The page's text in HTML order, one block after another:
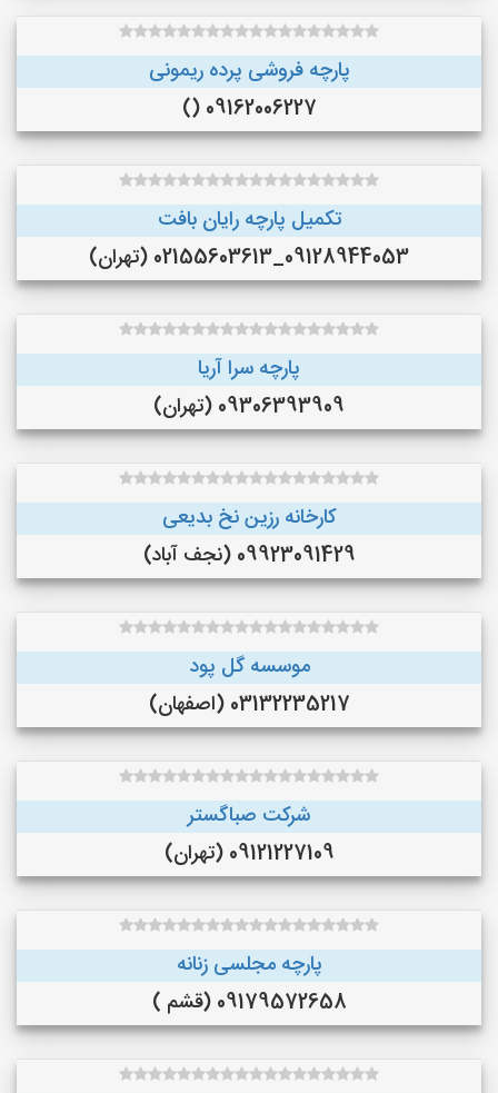
پارچه فروشی پرده ریمونی
09162006227 ()
تکمیل پارچه رایان بافت
09128944053_02155603613 (تهران)
پارچه سرا آریا
09306393909 (تهران)
کارخانه رزین نخ بدیعی
09923091429 (نجف‌ آباد)
موسسه گل پود
03132235217 (اصفهان)
شرکت صباگستر
09121227109 (تهران)
پارچه مجلسی زنانه
09179572658 (قشم )